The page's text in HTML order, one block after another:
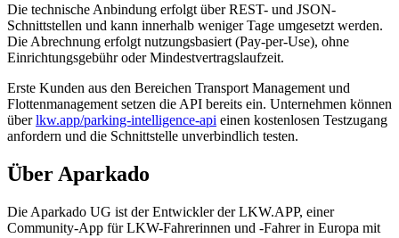
Die technische Anbindung erfolgt über REST- und JSON-
Schnittstellen und kann innerhalb weniger Tage umgesetzt werden.
Die Abrechnung erfolgt nutzungsbasiert (Pay-per-Use), ohne
Einrichtungsgebühr oder Mindestvertragslaufzeit.
Erste Kunden aus den Bereichen Transport Management und
Flottenmanagement setzen die API bereits ein. Unternehmen können
überlkw.app/parking-intelligence-api einen kostenlosen Testzugang
anfordern und die Schnittstelle unverbindlich testen.
Über Aparkado
Die Aparkado UG ist der Entwickler der LKW.APP, einer
Community-App für LKW-Fahrerinnen und -Fahrer in Europa mit